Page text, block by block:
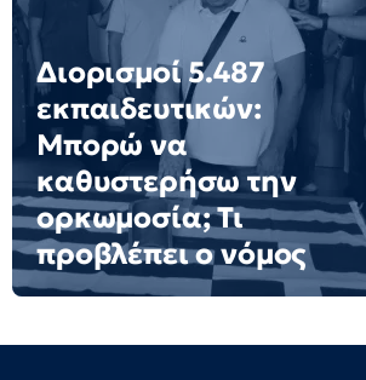
Διορισμοί 5.487
εκπαιδευτικών:
Μπορώ να
καθυστερήσω την
ορκωμοσία; Τι
προβλέπει ο νόμος